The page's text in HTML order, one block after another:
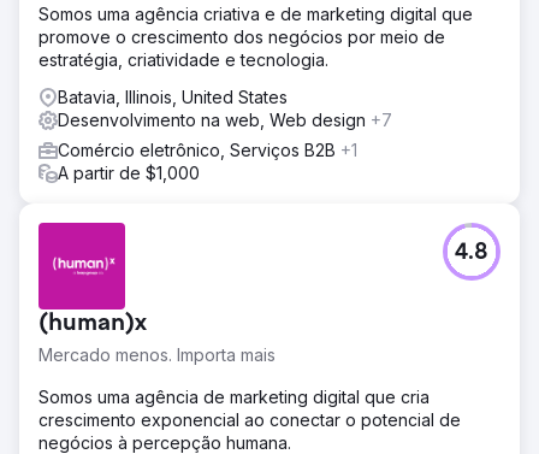
Somos uma agência criativa e de marketing digital que
promove o crescimento dos negócios por meio de
estratégia, criatividade e tecnologia.
Batavia, Illinois, United States
Desenvolvimento na web, Web design +7
Comércio eletrônico, Serviços B2B +1
A partir de $1,000
(human)x
Mercado menos. Importa mais
4.8
Somos uma agência de marketing digital que cria
crescimento exponencial ao conectar o potencial de
negócios à percepção humana.